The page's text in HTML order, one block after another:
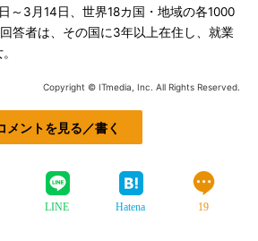
～3月14日、世界18カ国・地域の各1000
答者は、その国に3年以上在住し、就業
Copyright © ITmedia, Inc. All Rights Reserved.
メントを見る／書く
LINE Hatena 19